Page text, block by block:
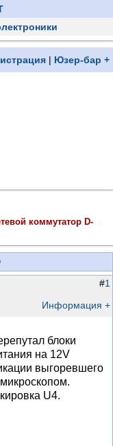
| Юзер-бар +
коммутатор D-
#1
Информация +
блоки
на 12V
выгоревшего
U4.